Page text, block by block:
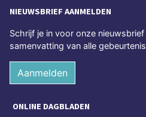
NIEUWSBRIEF AANMELDEN
Schrijf je in voor onze
samenvatting van alle
Aanmelden
ONLINE DAGBLADEN